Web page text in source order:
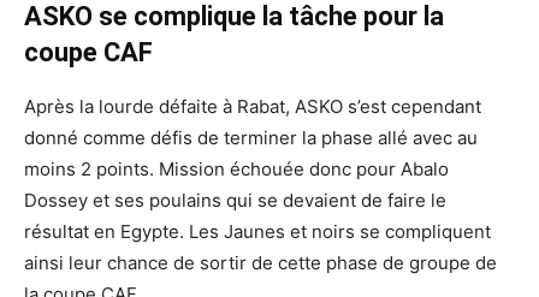
ASKO se complique la tâche pour la
coupe CAF
Après la lourde défaite à Rabat, ASKO s’est cependant
donné comme défis de terminer la phase allé avec au
moins 2 points. Mission échouée donc pour Abalo
Dossey et ses poulains qui se devaient de faire le
résultat en Egypte. Les Jaunes et noirs se compliquent
ainsi leur chance de sortir de cette phase de groupe de